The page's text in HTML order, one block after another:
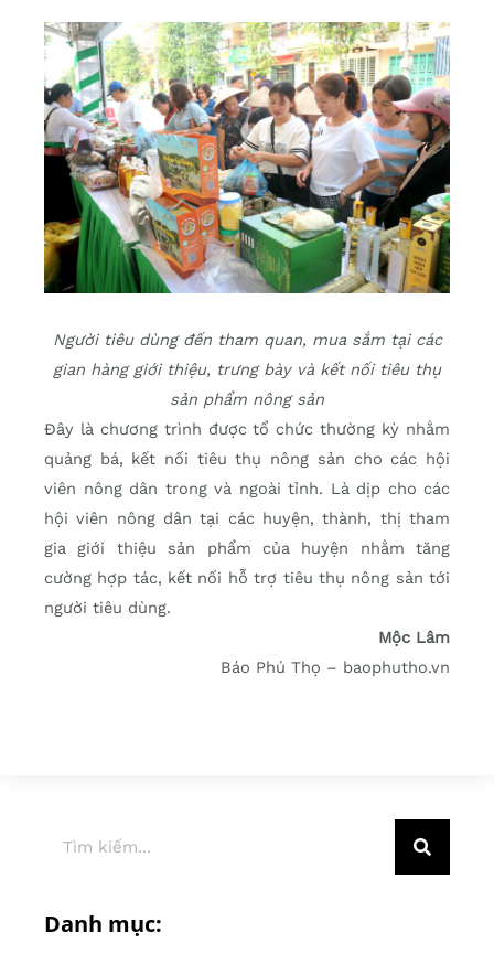
Người tiêu dùng đến tham quan, mua sắm tại các
gian hàng giới thiệu, trưng bày và kết nối tiêu thụ
sản phẩm nông sản
Đây là chương trình được tổ chức thường kỳ nhằm
quảng bá, kết nối tiêu thụ nông sản cho các hội
viên nông dân trong và ngoài tỉnh. Là dịp cho các
hội viên nông dân tại các huyện, thành, thị tham
gia giới thiệu sản phẩm của huyện nhằm tăng
cường hợp tác, kết nối hỗ trợ tiêu thụ nông sản tới
người tiêu dùng.
Mộc Lâm
Báo Phú Thọ – baophutho.vn
Danh mục: